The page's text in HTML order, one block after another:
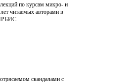
по курсам микро- и
читаемых авторами в
скандалами с